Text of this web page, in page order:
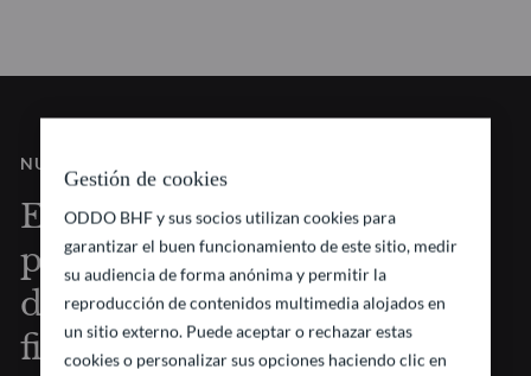
NUESTRA VISIÓN
Estrategias de inversión
pioneras a la vanguardia
de los mercados
financieros
Gestión de cookies
ODDO BHF y sus socios utilizan cookies para
garantizar el buen funcionamiento de este sitio, medir
su audiencia de forma anónima y permitir la
reproducción de contenidos multimedia alojados en
un sitio externo. Puede aceptar o rechazar estas
cookies o personalizar sus opciones haciendo clic en